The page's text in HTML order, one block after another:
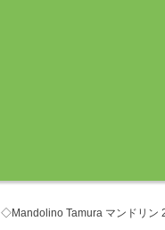
◇Mandolino Tamura マンドリン